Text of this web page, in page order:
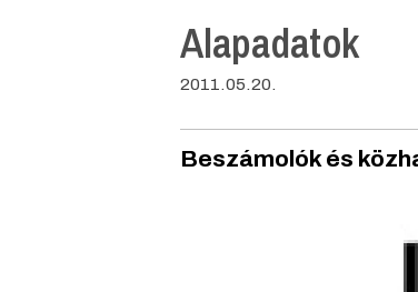
Alapadatok
2011.05.20.
Beszámolók és